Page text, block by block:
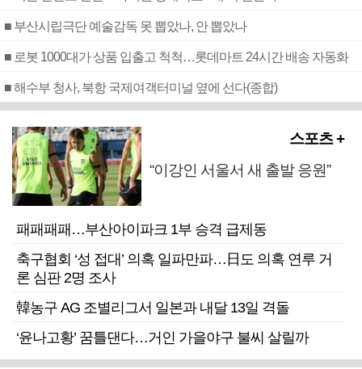
■ 부산시립극단 예술감독 못 뽑았나, 안 뽑았나
■ 로봇 1000대가 상품 입출고 척척…롯데마트 24시간 배송 자동화
■ 해수부 청사, 북항 국제여객터미널 옆에 선다(종합)
스포츠 +
“이강인 서울서 새 출발 응원”
패패패패…부산아이파크 1부 승격 급제동
축구협회 ‘성 접대’ 의혹 일파만파…日도 의혹 연루 거
론 심판 2명 조사
韓농구 AG 조별리그서 일본과 내달 13일 격돌
‘윤나고황’ 꿈틀댄다…거인 가을야구 불씨 살릴까